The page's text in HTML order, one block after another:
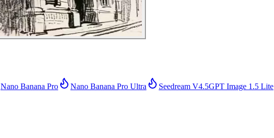
Nano Banana Pro Nano Banana Pro Ultra Seedream V4.5GPT Image 1.5 Lite